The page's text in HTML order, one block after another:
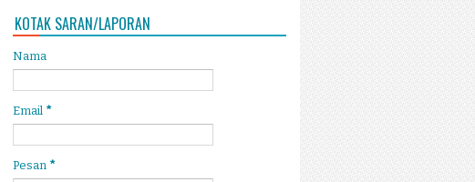
KOTAK SARAN/LAPORAN
Nama
Email *
Pesan *